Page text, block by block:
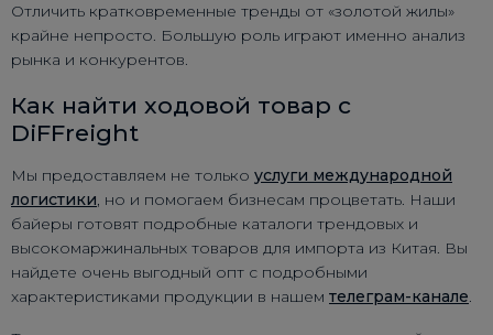
Отличить кратковременные тренды от «золотой жилы»
крайне непросто. Большую роль играют именно анализ
рынка и конкурентов.
Как найти ходовой товар с
DiFFreight
Мы предоставляем не только услуги международной
логистики , но и помогаем бизнесам процветать. Наши
байеры готовят подробные каталоги трендовых и
высокомаржинальных товаров для импорта из Китая. Вы
найдете очень выгодный опт с подробными
характеристиками продукции в нашем телеграм-канале